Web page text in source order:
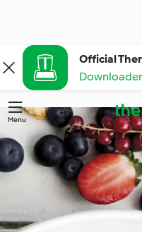
Official
Menu